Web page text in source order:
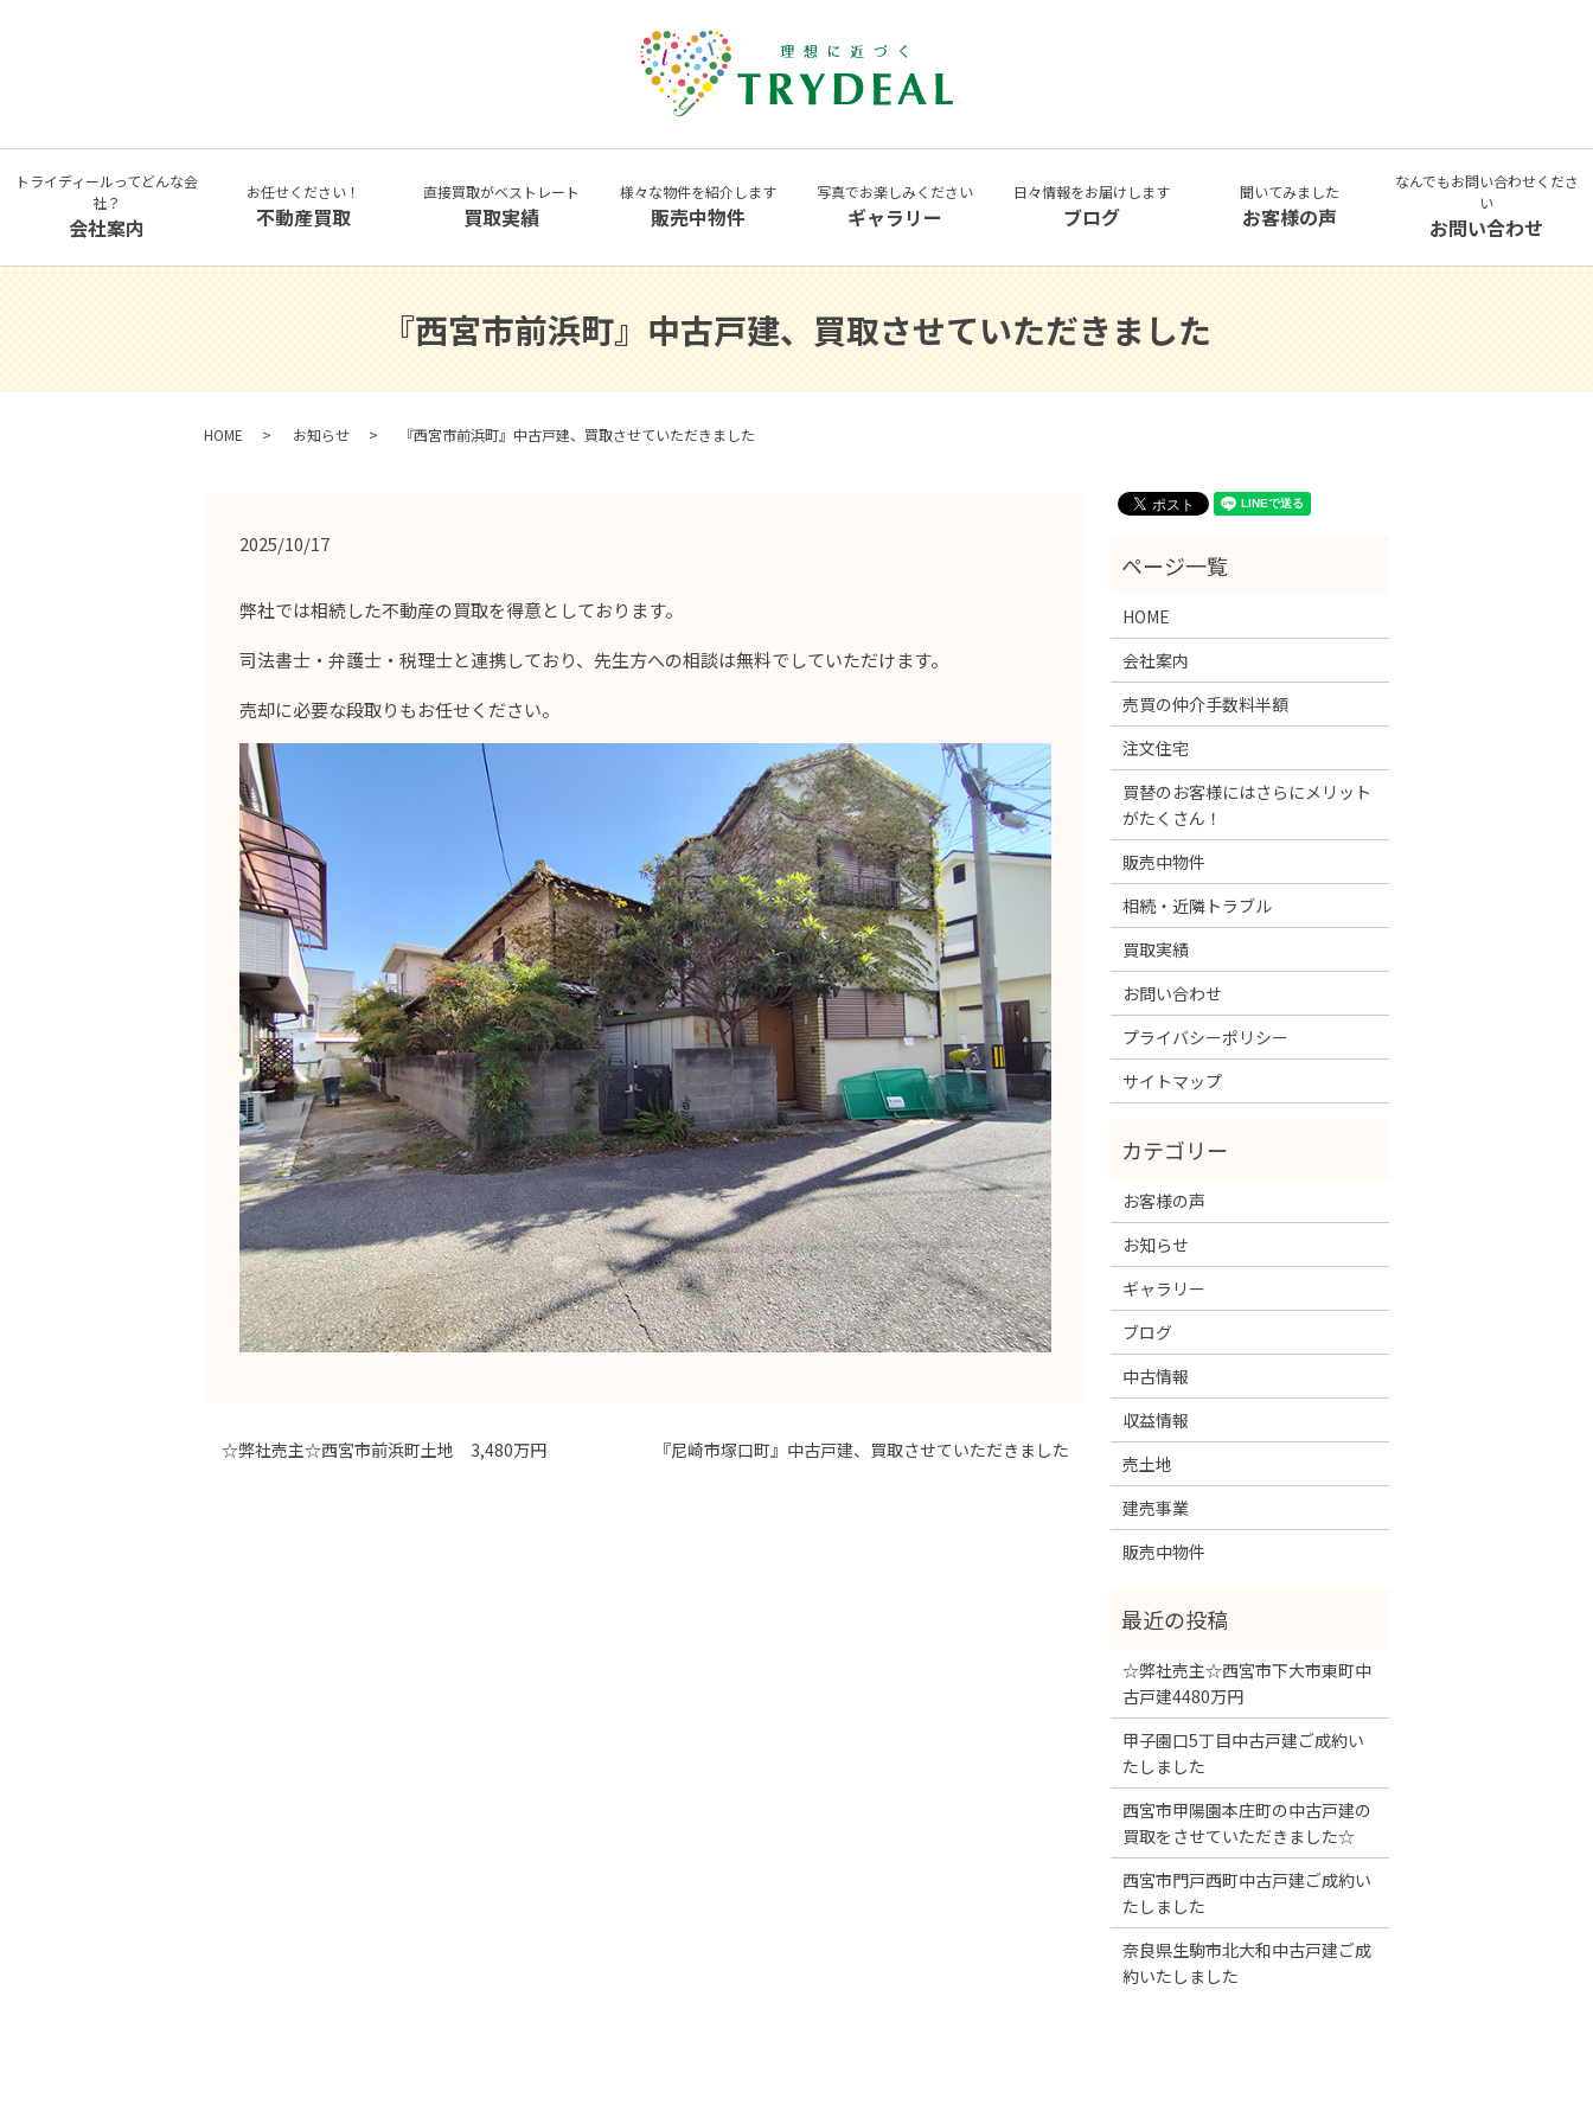
トライディールってどんな会
社？
会社案内
お任せください！
不動産買取
直接買取がベストレート
買取実績
様々な物件を紹介します
販売中物件
写真でお楽しみください
ギャラリー
日々情報をお届けします
ブログ
聞いてみました
お客様の声
なんでもお問い合わせくださ
い
お問い合わせ
『西宮市前浜町』中古戸建、買取させていただきました
HOME お知らせ 『西宮市前浜町』中古戸建、買取させていただきました
2025/10/17
弊社では相続した不動産の買取を得意としております。
司法書士・弁護士・税理士と連携しており、先生方への相談は無料でしていただけます。
売却に必要な段取りもお任せください。
☆弊社売主☆西宮市前浜町土地 3,480万円 『尼崎市塚口町』中古戸建、買取させていただきました
HOME
会社案内
売買の仲介手数料半額
注文住宅
買替のお客様にはさらにメリット
がたくさん！
販売中物件
相続・近隣トラブル
買取実績
お問い合わせ
プライバシーポリシー
サイトマップ
お客様の声
お知らせ
ギャラリー
ブログ
中古情報
収益情報
売土地
建売事業
販売中物件
☆弊社売主☆西宮市下大市東町中
古戸建4480万円
甲子園口5丁目中古戸建ご成約い
たしました
西宮市甲陽園本庄町の中古戸建の
買取をさせていただきました☆
西宮市門戸西町中古戸建ご成約い
たしました
奈良県生駒市北大和中古戸建ご成
約いたしました